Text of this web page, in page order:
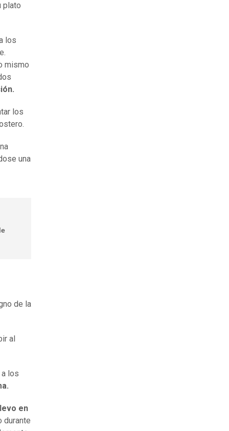
plato
los
mismo
los
una
de la
al
los
en
durante